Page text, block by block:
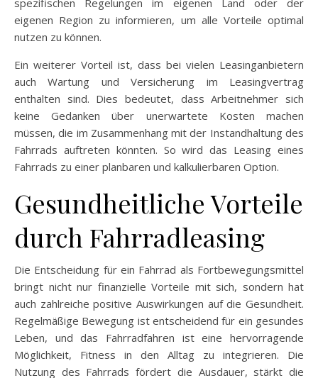
eigenen Region zu informieren, um alle Vorteile optimal
nutzen zu können.
Ein weiterer Vorteil ist, dass bei vielen Leasinganbietern
auch Wartung und Versicherung im Leasingvertrag
enthalten sind. Dies bedeutet, dass Arbeitnehmer sich
keine Gedanken über unerwartete Kosten machen
müssen, die im Zusammenhang mit der Instandhaltung des
Fahrrads auftreten könnten. So wird das Leasing eines
Fahrrads zu einer planbaren und kalkulierbaren Option.
Gesundheitliche Vorteile
durch Fahrradleasing
Die Entscheidung für ein Fahrrad als Fortbewegungsmittel
bringt nicht nur finanzielle Vorteile mit sich, sondern hat
auch zahlreiche positive Auswirkungen auf die Gesundheit.
Regelmäßige Bewegung ist entscheidend für ein gesundes
Leben, und das Fahrradfahren ist eine hervorragende
Möglichkeit, Fitness in den Alltag zu integrieren. Die
Nutzung des Fahrrads fördert die Ausdauer, stärkt die